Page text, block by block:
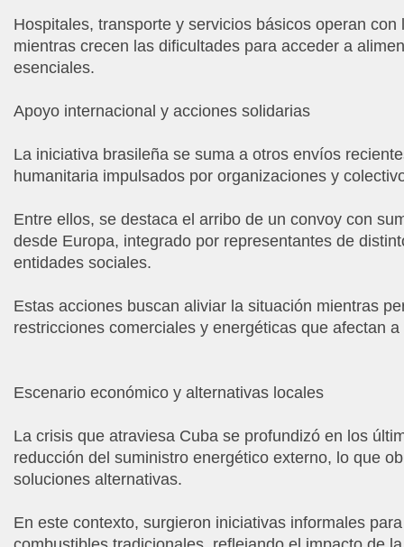
Hospitales, transporte y servicios básicos operan con
mientras crecen las dificultades para acceder a
esenciales.
Apoyo internacional y acciones solidarias
La iniciativa brasileña se suma a otros envíos
humanitaria impulsados por organizaciones y
Entre ellos, se destaca el arribo de un convoy con
desde Europa, integrado por representantes de
entidades sociales.
Estas acciones buscan aliviar la situación mientras
restricciones comerciales y energéticas que afectan a
Escenario económico y alternativas locales
La crisis que atraviesa Cuba se profundizó en los
reducción del suministro energético externo, lo que
soluciones alternativas.
En este contexto, surgieron iniciativas informales